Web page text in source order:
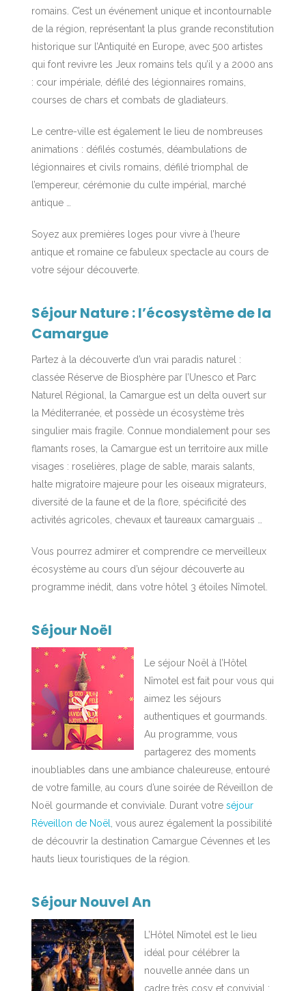
romains. C’est un événement unique et incontournable
de la région, représentant la plus grande reconstitution
historique sur l’Antiquité en Europe, avec 500 artistes
qui font revivre les Jeux romains tels qu’il y a 2000 ans
: cour impériale, défilé des légionnaires romains,
courses de chars et combats de gladiateurs.
Le centre-ville est également le lieu de nombreuses
animations : défilés costumés, déambulations de
légionnaires et civils romains, défilé triomphal de
l’empereur, cérémonie du culte impérial, marché
antique …
Soyez aux premières loges pour vivre à l’heure
antique et romaine ce fabuleux spectacle au cours de
votre séjour découverte.
Séjour Nature : l’écosystème de la
Camargue
Partez à la découverte d’un vrai paradis naturel :
classée Réserve de Biosphère par l’Unesco et Parc
Naturel Régional, la Camargue est un delta ouvert sur
la Méditerranée, et possède un écosystème très
singulier mais fragile. Connue mondialement pour ses
flamants roses, la Camargue est un territoire aux mille
visages : roselières, plage de sable, marais salants,
halte migratoire majeure pour les oiseaux migrateurs,
diversité de la faune et de la flore, spécificité des
activités agricoles, chevaux et taureaux camarguais …
Vous pourrez admirer et comprendre ce merveilleux
écosystème au cours d’un séjour découverte au
programme inédit, dans votre hôtel 3 étoiles Nîmotel.
Séjour Noël
Le séjour Noël à l’Hôtel
Nîmotel est fait pour vous qui
aimez les séjours
authentiques et gourmands.
Au programme, vous
partagerez des moments
inoubliables dans une ambiance chaleureuse, entouré
de votre famille, au cours d’une soirée de Réveillon de
Noël gourmande et conviviale. Durant votreséjour
Réveillon de Noël
, vous aurez également la possibilité
de découvrir la destination Camargue Cévennes et les
hauts lieux touristiques de la région.
Séjour Nouvel An
L’Hôtel Nîmotel est le lieu
idéal pour célébrer la
nouvelle année dans un
cadre très cosy et convivial :